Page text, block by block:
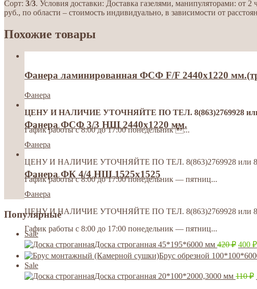
Сорт: 3/3. Условия доставки: Доставка газелями, манипуляторами: от
руб., по области – стоимость индивидуально, в зависимости от
Похожие товары
Фанера ламинированная ФСФ F/F 2440х1220
Фанера
ЦЕНУ И НАЛИЧИЕ УТОЧНЯЙТЕ ПО ТЕЛ. 8(863)2769928 или
Гафик работы с 8:00 до 17:00 понедельник ...
Фанера ФСФ 3/3 НШ 2440х1220 мм.
Фанера
ЦЕНУ И НАЛИЧИЕ УТОЧНЯЙТЕ ПО ТЕЛ. 8(863)2769928 или
Гафик работы с 8:00 до 17:00 понедельник — пятниц...
Фанера ФК 4/4 НШ 1525х1525
Фанера
ЦЕНУ И НАЛИЧИЕ УТОЧНЯЙТЕ ПО ТЕЛ. 8(863)2769928 или
Гафик работы с 8:00 до 17:00 понедельник — пятниц...
Популярные
Sale
Доска строганная 45*195*6000 мм 420₽ 400 ₽
Брус обрезной
Sale
Доска строганная 20*100*2000,3000 мм 110₽